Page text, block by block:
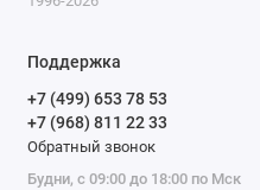
Поддержка
+7 (499) 653 78 53
+7 (968) 811 22 33
Обратный звонок
Будни, с 09:00 до 18:00 по Мск